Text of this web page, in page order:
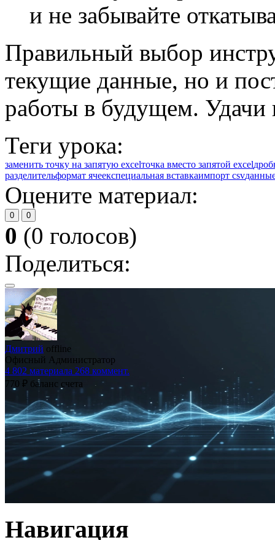
и не забывайте
Правильный выбор
текущие данные, но и
работы в будущем. Удачи
Теги урока:
заменить точку на запятую excelточка вместо запятой excel
разделительформат ячеекспециальная вставкаимпорт csv
Оцените материал:
0 0
0 (0 голосов)
Поделиться:
Дмитрий offline
Офисный Администратор
4 802 материала 268 коммент.
770 ₽ баланс счета
Навигация